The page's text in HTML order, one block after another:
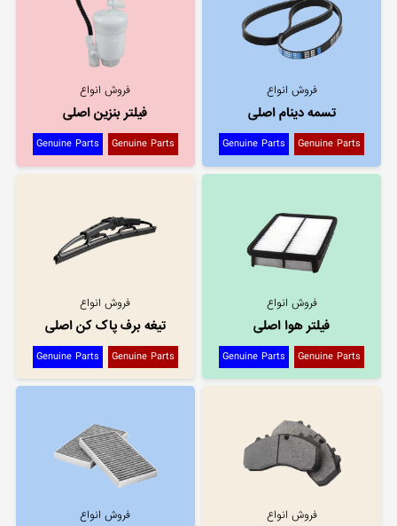
فروش انواع
تسمه دینام اصلی
Genuine Parts
Genuine Parts
فروش انواع
فیلتر بنزین اصلی
Genuine Parts
Genuine Parts
فروش انواع
فیلتر هوا اصلی
Genuine Parts
Genuine Parts
فروش انواع
تیغه برف پاک کن اصلی
Genuine Parts
Genuine Parts
فروش انواع فروش انواع